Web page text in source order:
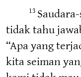
13
tidak tahu
“Apa yang
kita seiman